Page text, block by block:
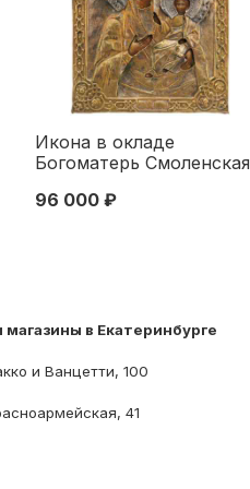
Икона в окладе
Богоматерь Смоленская
30,5x25,8x3,2 см. Вторая
96 000 ₽
в Екатеринбурге
и Ванцетти, 100
41